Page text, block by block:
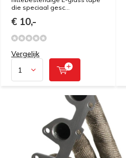
die speciaal gesc...
€ 10,-
Vergelijk